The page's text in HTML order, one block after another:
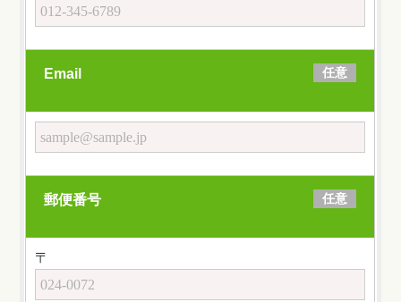
Email 任意
郵便番号 任意
〒